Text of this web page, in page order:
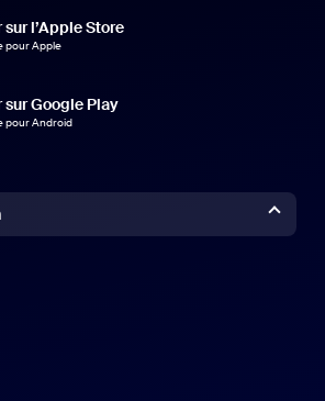
l’Apple Store
pour Apple
sur Google Play
pour Android